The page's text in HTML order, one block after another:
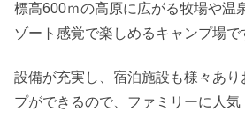
標高600ｍの高原に広がる牧場や温
ゾート感覚で楽しめるキャンプ場で
設備が充実し、宿泊施設も様々あ
プができるので、ファミリーに人気